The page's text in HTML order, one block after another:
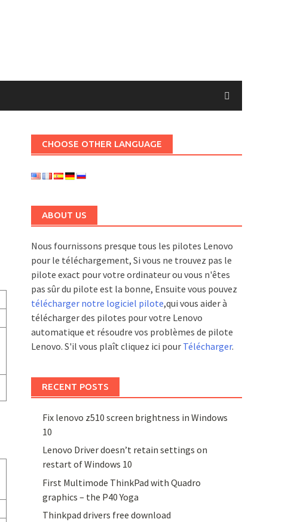
CHOOSE OTHER LANGUAGE
ABOUT US
Nous fournissons presque tous les pilotes Lenovo
pour le téléchargement, Si vous ne trouvez pas le
pilote exact pour votre ordinateur ou vous n'êtes
pas sûr du pilote est la bonne, Ensuite vous pouvez
télécharger notre logiciel pilote,qui vous aider à
télécharger des pilotes pour votre Lenovo
automatique et résoudre vos problèmes de pilote
Lenovo. S'il vous plaît cliquez ici pour Télécharger.
RECENT POSTS
Fix lenovo z510 screen brightness in Windows
10
Lenovo Driver doesn’t retain settings on
restart of Windows 10
First Multimode ThinkPad with Quadro
graphics – the P40 Yoga
Thinkpad drivers free download